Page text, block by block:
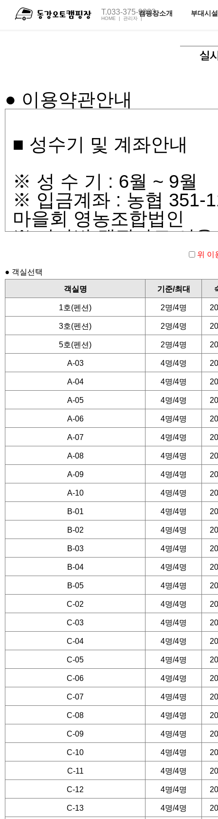
T.033-375-9333
HOME | 관리자 |
캠핑장소개 부대시설
● 이용약관안내
■ 성수기 및 계좌안내
※ 성 수 기 : 6월 ~ 9월
※ 입금계좌 : 농협 351-
마을회 영농조합법인
※ 카라반,캠핑카로 이용
■ 예약안내
객실 예약은 24시간 가
예약 당일에 예약금을
취소될 수 있읍니다
예약 후 날짜 변경, 객실
해 주셔야 합니다.
■ 객실이용 유의사항
예약 인원이 추가되신
고지해 주셔야 합니다.
입실시간 : 오후 2시 (저
연락 주시기 바랍니다)
퇴실시간 : 오전 11시
퇴실 시에는 객실정리를
을 받으셔야 합니다
퇴실시간 지연으로 인한
조하여 주시기 바랍니다
집기가 파손된 경우 관
미성년자는 보호자와 동
능합니다
이용 중 고객과실로 인
임을 지지 않습니다
기타 화재 및 안전 사고
모든 행위를 금지합니다
■ 환불규정
위 이
● 객실선택
객실명 기준/최대
1호(펜션) 2명/4명
3호(펜션) 2명/4명
5호(펜션) 2명/4명
A-03 4명/4명
A-04 4명/4명
A-05 4명/4명
A-06 4명/4명
A-07 4명/4명
A-08 4명/4명
A-09 4명/4명
A-10 4명/4명
B-01 4명/4명
B-02 4명/4명
B-03 4명/4명
B-04 4명/4명
B-05 4명/4명
C-02 4명/4명
C-03 4명/4명
C-04 4명/4명
C-05 4명/4명
C-06 4명/4명
C-07 4명/4명
C-08 4명/4명
C-09 4명/4명
C-10 4명/4명
C-11 4명/4명
C-12 4명/4명
C-13 4명/4명